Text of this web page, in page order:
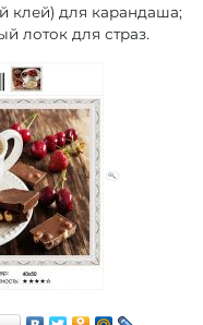
клей) для карандаша;
лоток для страз.